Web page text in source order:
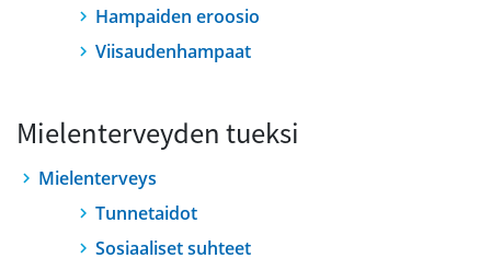
Hampaiden eroosio
Viisaudenhampaat
Mielenterveyden tueksi
Mielenterveys
Tunnetaidot
Sosiaaliset suhteet